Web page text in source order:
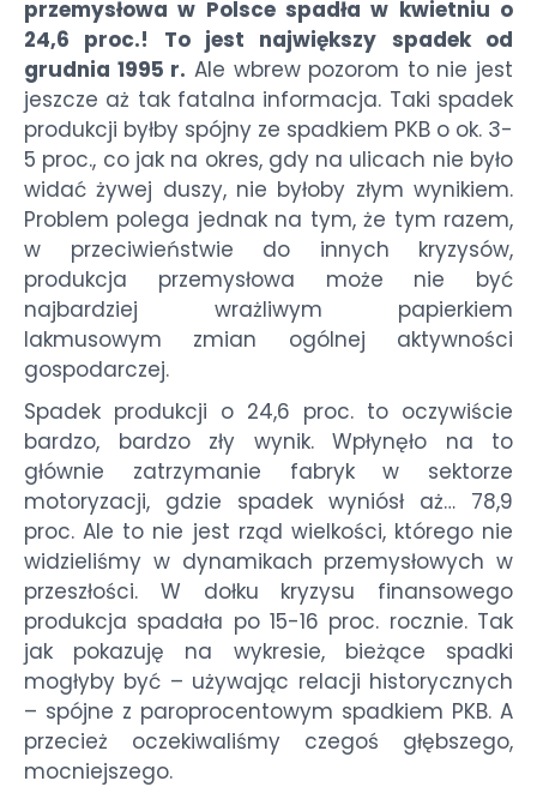
przemysłowa w Polsce spadła w kwietniu o
24,6 proc.! To jest największy spadek od
grudnia 1995 r. Ale wbrew pozorom to nie jest
jeszcze aż tak fatalna informacja. Taki spadek
produkcji byłby spójny ze spadkiem PKB o ok. 3-
5 proc., co jak na okres, gdy na ulicach nie było
widać żywej duszy, nie byłoby złym wynikiem.
Problem polega jednak na tym, że tym razem,
w przeciwieństwie do innych kryzysów,
produkcja przemysłowa może nie być
najbardziej wrażliwym papierkiem
lakmusowym zmian ogólnej aktywności
gospodarczej.
Spadek produkcji o 24,6 proc. to oczywiście
bardzo, bardzo zły wynik. Wpłynęło na to
głównie zatrzymanie fabryk w sektorze
motoryzacji, gdzie spadek wyniósł aż… 78,9
proc. Ale to nie jest rząd wielkości, którego nie
widzieliśmy w dynamikach przemysłowych w
przeszłości. W dołku kryzysu finansowego
produkcja spadała po 15-16 proc. rocznie. Tak
jak pokazuję na wykresie, bieżące spadki
mogłyby być – używając relacji historycznych
– spójne z paroprocentowym spadkiem PKB. A
przecież oczekiwaliśmy czegoś głębszego,
mocniejszego.